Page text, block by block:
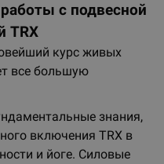
с подвесной
TRX
курс живых
все большую
знания,
включения TRX в
и йоге. Силовые